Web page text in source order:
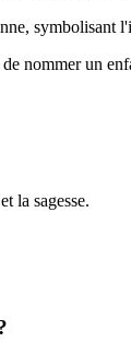
symbolisant
nommer un
la sagesse.